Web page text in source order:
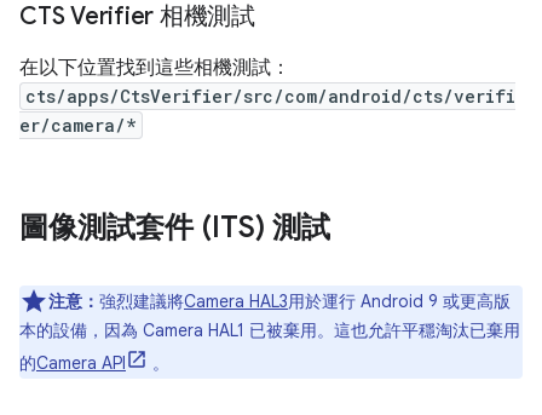
CTS Verifier 相機測試
在以下位置找到這些相機測試：
cts/apps/CtsVerifier/src/com/android/cts/verifi
er/camera/*
圖像測試套件 (ITS) 測試
注意： 強烈建議將Camera HAL3用於運行 Android 9 或更高版
本的設備，因為 Camera HAL1 已被棄用。這也允許平穩淘汰已棄用
的Camera API 。